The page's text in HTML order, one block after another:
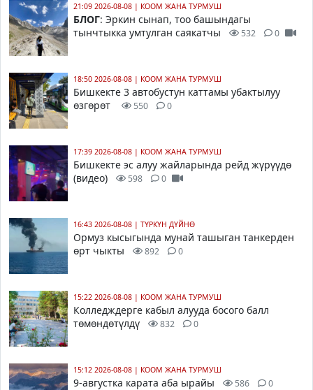
21:09 2026-08-08 | КООМ ЖАНА ТУРМУШ
БЛОГ: Эркин сынап, тоо башындагы
тынчтыкка умтулган саякатчы
532 0
18:50 2026-08-08 | КООМ ЖАНА ТУРМУШ
Бишкекте 3 автобустун каттамы убактылуу
өзгөрөт
550 0
17:39 2026-08-08 | КООМ ЖАНА ТУРМУШ
Бишкекте эс алуу жайларында рейд жүрүүдө
(видео)
598 0
16:43 2026-08-08 | ТҮРКҮН ДҮЙНӨ
Ормуз кысыгында мунай ташыган танкерден
өрт чыкты
892 0
15:22 2026-08-08 | КООМ ЖАНА ТУРМУШ
Колледждерге кабыл алууда босого балл
төмөндөтүлдү
832 0
15:12 2026-08-08 | КООМ ЖАНА ТУРМУШ
9-августка карата аба ырайы 586 0